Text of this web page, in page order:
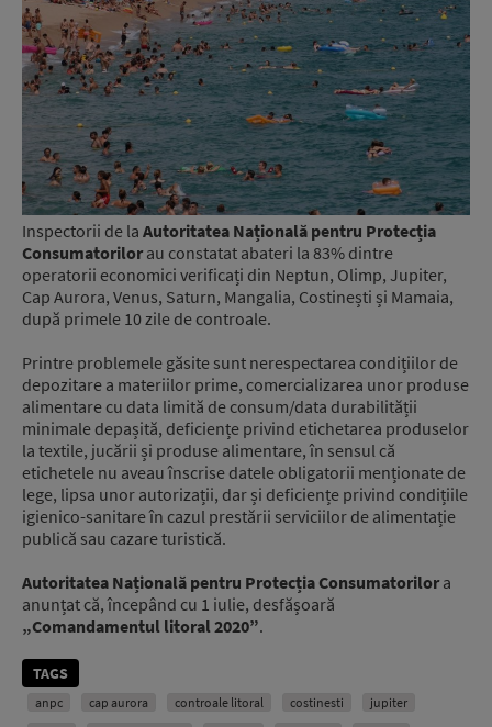
Inspectorii de la Autoritatea Națională pentru Protecția
Consumatorilorau constatat abateri la 83% dintre
operatorii economici verificați din Neptun, Olimp, Jupiter,
Cap Aurora, Venus, Saturn, Mangalia, Costinești și Mamaia,
după primele 10 zile de controale.
Printre problemele găsite sunt nerespectarea condițiilor de
depozitare a materiilor prime, comercializarea unor produse
alimentare cu data limită de consum/data durabilității
minimale depașită, deficiențe privind etichetarea produselor
la textile, jucării și produse alimentare, în sensul că
etichetele nu aveau înscrise datele obligatorii menționate de
lege, lipsa unor autorizații, dar și deficiențe privind condițiile
igienico-sanitare în cazul prestării serviciilor de alimentație
publică sau cazare turistică.
Autoritatea Națională pentru Protecția Consumatorilora
anunțat că, începând cu 1 iulie, desfășoară
„Comandamentul litoral 2020”.
TAGS
anpc cap aurora controale litoral costinesti
jupiter